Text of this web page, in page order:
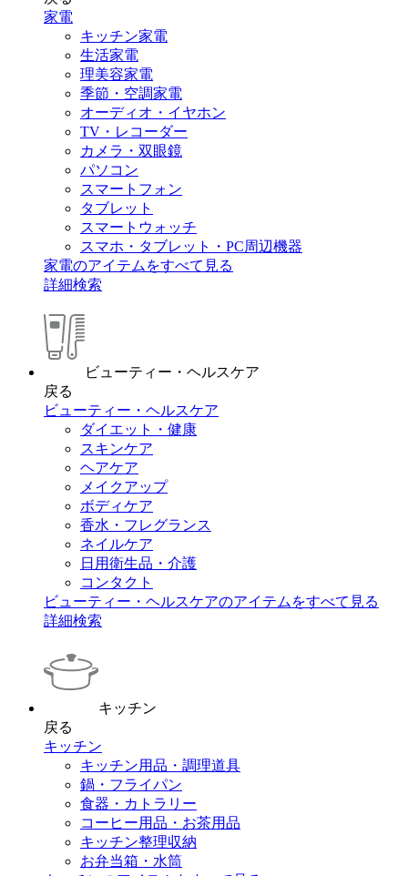
家電
キッチン家電
生活家電
理美容家電
季節・空調家電
オーディオ・イヤホン
TV・レコーダー
カメラ・双眼鏡
パソコン
スマートフォン
タブレット
スマートウォッチ
スマホ・タブレット・PC周辺機器
家電のアイテムをすべて見る
詳細検索
ビューティー・ヘルスケア
戻る
ビューティー・ヘルスケア
ダイエット・健康
スキンケア
ヘアケア
メイクアップ
ボディケア
香水・フレグランス
ネイルケア
日用衛生品・介護
コンタクト
ビューティー・ヘルスケアのアイテムをすべて見る
詳細検索
キッチン
戻る
キッチン
キッチン用品・調理道具
鍋・フライパン
食器・カトラリー
コーヒー用品・お茶用品
キッチン整理収納
お弁当箱・水筒